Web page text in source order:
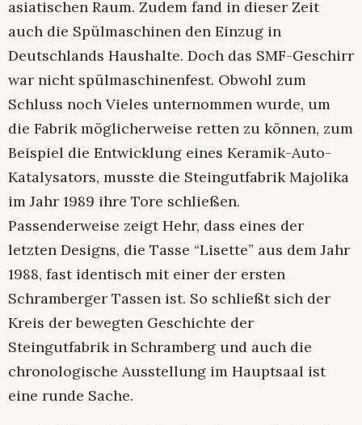
asiatischen Raum. Zudem fand in dieser Zeit
auch die Spülmaschinen den Einzug in
Deutschlands Haushalte. Doch das SMF-Geschirr
war nicht spülmaschinenfest. Obwohl zum
Schluss noch Vieles unternommen wurde, um
die Fabrik möglicherweise retten zu können, zum
Beispiel die Entwicklung eines Keramik-Auto-
Katalysators, musste die Steingutfabrik Majolika
im Jahr 1989 ihre Tore schließen.
Passenderweise zeigt Hehr, dass eines der
letzten Designs, die Tasse “Lisette” aus dem Jahr
1988, fast identisch mit einer der ersten
Schramberger Tassen ist. So schließt sich der
Kreis der bewegten Geschichte der
Steingutfabrik in Schramberg und auch die
chronologische Ausstellung im Hauptsaal ist
eine runde Sache.